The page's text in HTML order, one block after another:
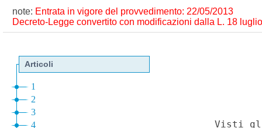
note: Entrata in vigore del provvedimento: 22/05/2013
Decreto-Legge convertito con modificazioni dalla L. 18